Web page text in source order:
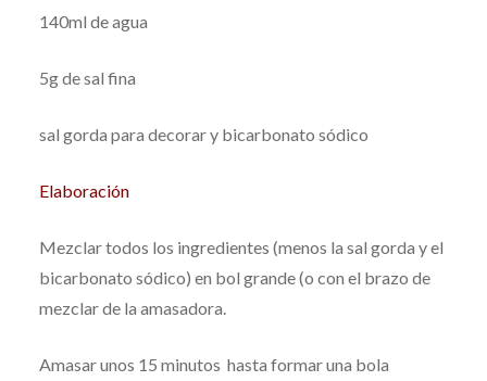
140ml de agua
5g de sal fina
sal gorda para decorar y bicarbonato sódico
Elaboración
Mezclar todos los ingredientes (menos la sal gorda y el
bicarbonato sódico) en bol grande (o con el brazo de
mezclar de la amasadora.
Amasar unos 15 minutos hasta formar una bola